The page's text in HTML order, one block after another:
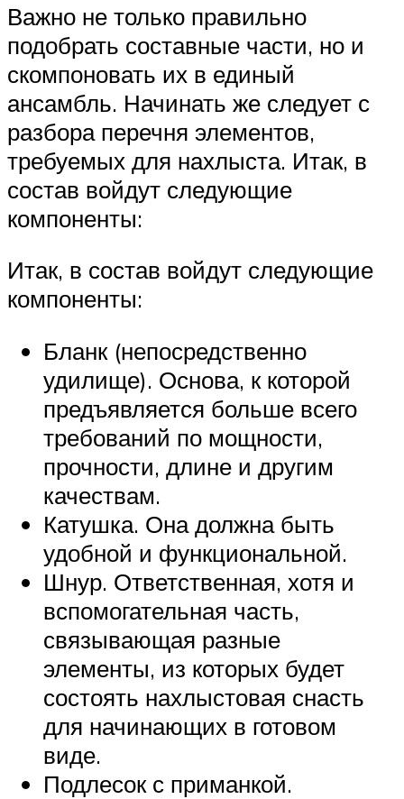
Важно не только правильно
подобрать составные части, но и
скомпоновать их в единый
ансамбль. Начинать же следует с
разбора перечня элементов,
требуемых для нахлыста. Итак, в
состав войдут следующие
компоненты:
Итак, в состав войдут следующие
компоненты:
Бланк (непосредственно
удилище). Основа, к которой
предъявляется больше всего
требований по мощности,
прочности, длине и другим
качествам.
Катушка. Она должна быть
удобной и функциональной.
Шнур. Ответственная, хотя и
вспомогательная часть,
связывающая разные
элементы, из которых будет
состоять нахлыстовая снасть
для начинающих в готовом
виде.
Подлесок с приманкой.